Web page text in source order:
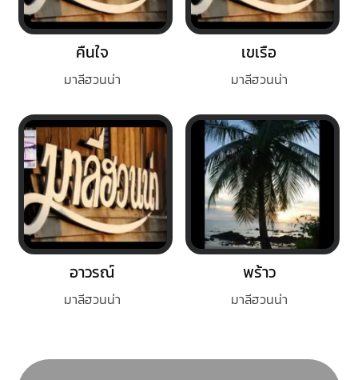
คืนใจ
มาลีฮวนน่า
เขเรือ
มาลีฮวนน่า
อาวรณ์
มาลีฮวนน่า
พร้าว
มาลีฮวนน่า